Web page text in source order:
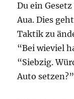
Du ein
Aua. Dies
Taktik zu
“Bei wieviel
“Siebzig.
Auto setzen?”